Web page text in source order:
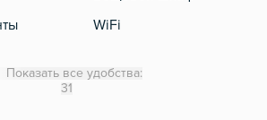
WiFi
Показать все удобства:
31